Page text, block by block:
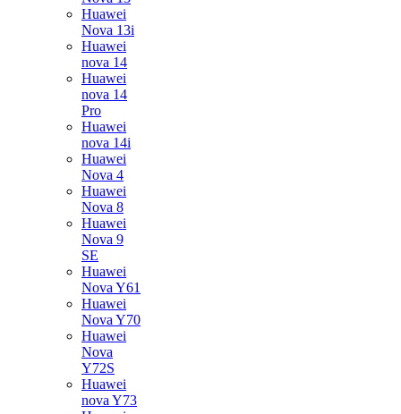
Huawei
Nova 13i
Huawei
nova 14
Huawei
nova 14
Pro
Huawei
nova 14i
Huawei
Nova 4
Huawei
Nova 8
Huawei
Nova 9
SE
Huawei
Nova Y61
Huawei
Nova Y70
Huawei
Nova
Y72S
Huawei
nova Y73